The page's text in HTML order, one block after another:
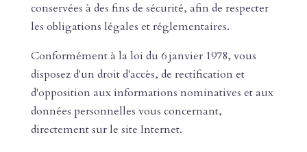
conservées à des fins de sécurité, afin de respecter
les obligations légales et réglementaires.
Conformément à la loi du 6 janvier 1978, vous
disposez d'un droit d'accès, de rectification et
d'opposition aux informations nominatives et aux
données personnelles vous concernant,
directement sur le site Internet.